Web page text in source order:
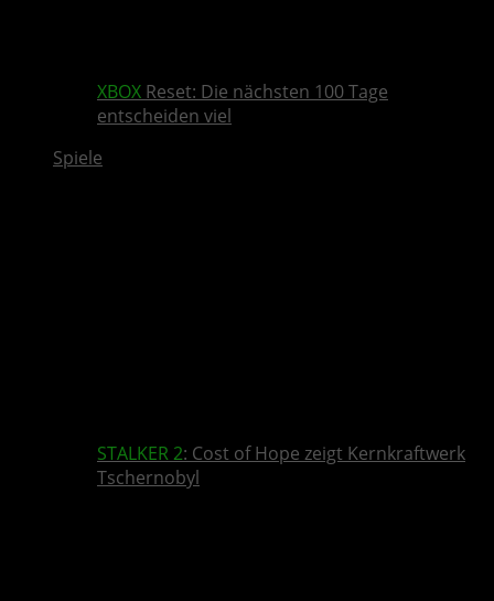
XBOX Reset: Die nächsten 100 Tage
entscheiden viel
Spiele
STALKER 2: Cost of Hope zeigt Kernkraftwerk
Tschernobyl